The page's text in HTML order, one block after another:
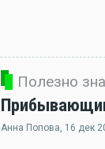
Полезно
Анна Попова, 16 дек